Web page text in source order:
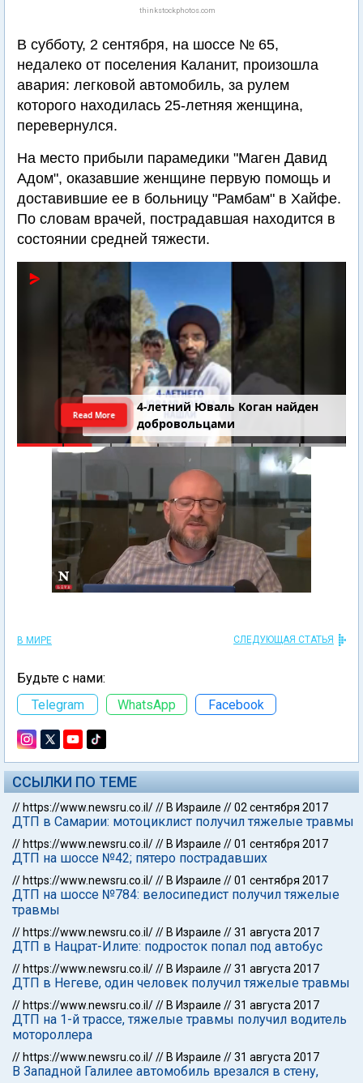
thinkstockphotos.com
В субботу, 2 сентября, на шоссе № 65,
недалеко от поселения Каланит, произошла
авария: легковой автомобиль, за рулем
которого находилась 25-летняя женщина,
перевернулся.
На место прибыли парамедики "Маген Давид
Адом", оказавшие женщине первую помощь и
доставившие ее в больницу "Рамбам" в Хайфе.
По словам врачей, пострадавшая находится в
состоянии средней тяжести.
4-летний Юваль Коган найден
добровольцами
Read More
В МИРЕ СЛЕДУЮЩАЯ СТАТЬЯ
Будьте с нами:
Telegram
WhatsApp Facebook
ССЫЛКИ ПО ТЕМЕ
// https://www.newsru.co.il/// В Израиле //02 сентября 2017
ДТП в Самарии: мотоциклист получил тяжелые травмы
// https://www.newsru.co.il/// В Израиле //01 сентября 2017
ДТП на шоссе №42; пятеро пострадавших
// https://www.newsru.co.il/// В Израиле //01 сентября 2017
ДТП на шоссе №784: велосипедист получил тяжелые
травмы
// https://www.newsru.co.il/// В Израиле //31 августа 2017
ДТП в Нацрат-Илите: подросток попал под автобус
// https://www.newsru.co.il/// В Израиле //31 августа 2017
ДТП в Негеве, один человек получил тяжелые травмы
// https://www.newsru.co.il/// В Израиле //31 августа 2017
ДТП на 1-й трассе, тяжелые травмы получил водитель
мотороллера
// https://www.newsru.co.il/// В Израиле //31 августа 2017
В Западной Галилее автомобиль врезался в стену,